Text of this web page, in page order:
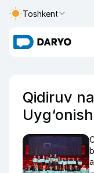
Toshkent
Qidiruv